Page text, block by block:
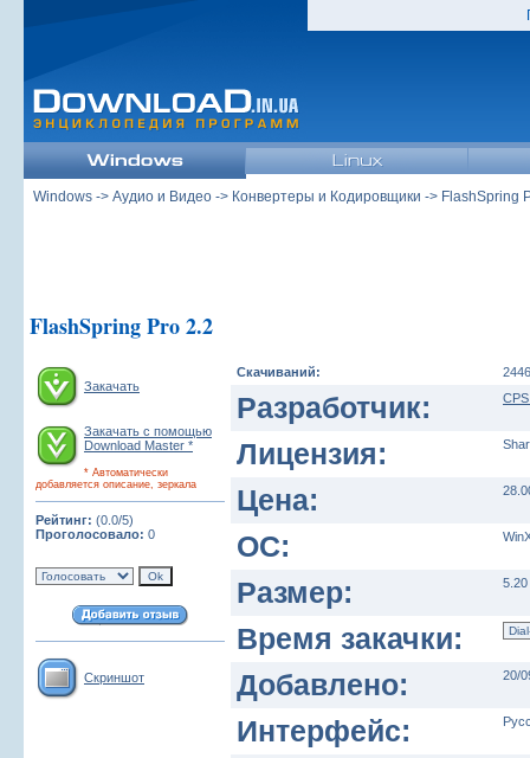
Windows -> Аудио и Видео -> Конвертеры и Кодировщики -> FlashSpring
FlashSpring Pro 2.2
Закачать
Закачать с помощью
Download Master *
* Автоматически
добавляется описание, зеркала
Рейтинг: (0.0/5)
Проголосовало: 0
Скриншот
Скачиваний: 2446
Разработчик:
Лицензия:
Цена:
ОС:
Размер: 5.20
Время закачки:
Добавлено:
20/
Интерфейс: